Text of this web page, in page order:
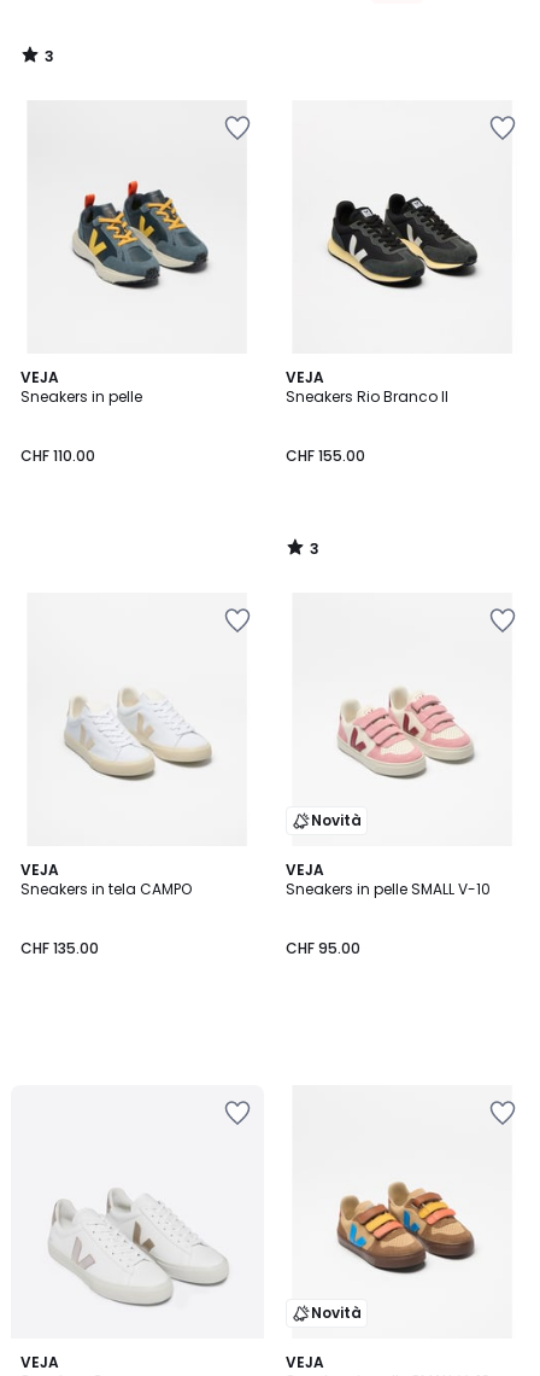
CHF
150.00.
3
/
VEJA
Sneakers in pelle
CHF 110.00
VEJA
Sneakers Rio Branco II
CHF 155.00
3
/
3
/
VEJA
Sneakers in tela CAMPO
CHF 135.00
Novità
VEJA
Sneakers in pelle SMALL V-10
CHF 95.00
VEJA
3.3
Novità
VEJA